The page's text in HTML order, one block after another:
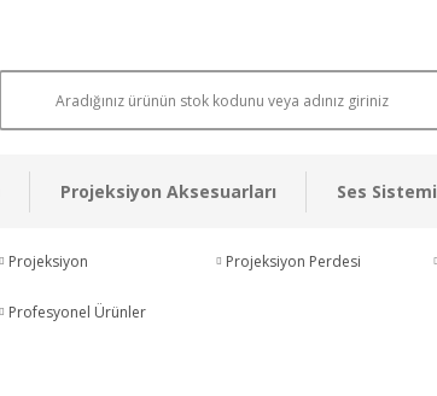
Projeksiyon Aksesuarları Ses Sistemi
Projeksiyon Projeksiyon Perdesi
Profesyonel Ürünler